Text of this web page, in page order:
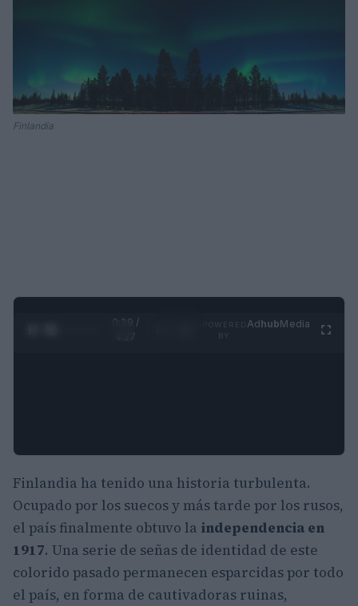
Finlandia
0:30 /
AdhubMedia
Finlandia ha tenido una historia turbulenta.
Ocupado por los suecos y más tarde por los rusos,
el país finalmente obtuvo la independencia en
1917. Una serie de señas de identidad de este
colorido pasado permanecen esparcidas por todo
el país, en forma de cautivadoras ruinas,